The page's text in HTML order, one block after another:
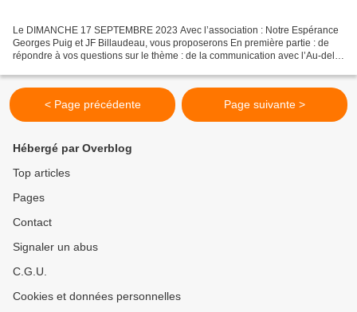
Le DIMANCHE 17 SEPTEMBRE 2023 Avec l’association : Notre Espérance
Georges Puig et JF Billaudeau, vous proposerons En première partie : de
répondre à vos questions sur le thème : de la communication avec l’Au-delà.
< Page précédente Page suivante >
Hébergé par Overblog
Top articles
Pages
Contact
Signaler un abus
C.G.U.
Cookies et données personnelles